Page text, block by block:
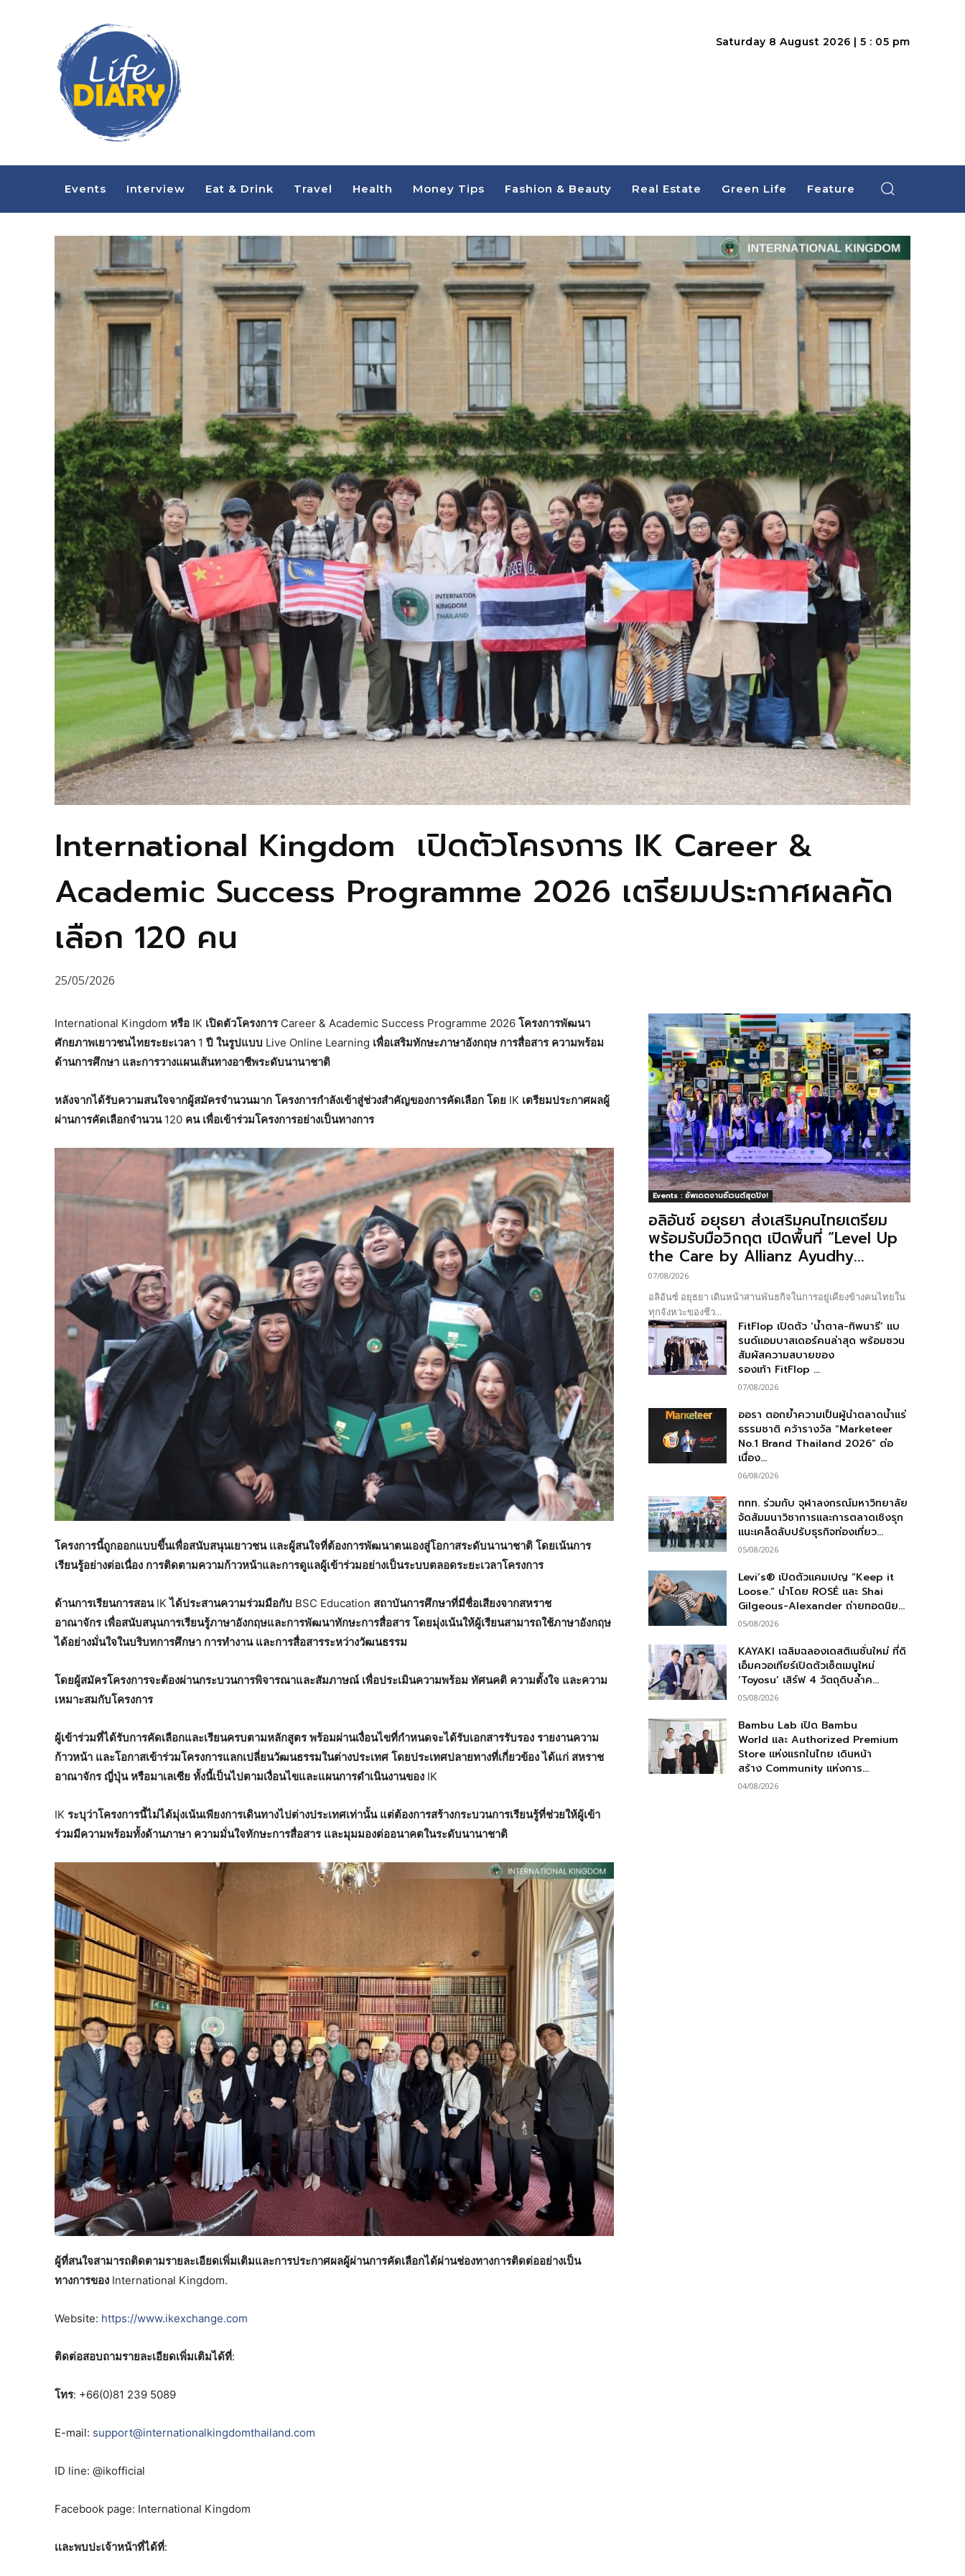
Saturday 8 August 2026 | 5 : 05 pm
Events Interview Eat & Drink Travel Health Money Tips Fashion & Beauty Real Estate Green Life Feature
International Kingdom เปิดตัวโครงการ IK Career &
Academic Success Programme 2026 เตรียมประกาศผลคัด
เลือก 120 คน
25/05/2026
International Kingdom หรือ IK เปิดตัวโครงการCareer & Academic Success Programme 2026 โครงการพัฒนา
ศักยภาพเยาวชนไทยระยะเวลา 1 ปี ในรูปแบบ Live Online Learning เพื่อเสริมทักษะภาษาอังกฤษ การสื่อสาร ความพร้อม
ด้านการศึกษา และการวางแผนเส้นทางอาชีพระดับนานาชาติ
หลังจากได้รับความสนใจจากผู้สมัครจำนวนมาก โครงการกำลังเข้าสู่ช่วงสำคัญของการคัดเลือก โดย IK เตรียมประกาศผลผู้
ผ่านการคัดเลือกจำนวน120 คน เพื่อเข้าร่วมโครงการอย่างเป็นทางการ
โครงการนี้ถูกออกแบบขึ้นเพื่อสนับสนุนเยาวชน เเละผู้สนใจที่ต้องการพัฒนาตนเองสู่โอกาสระดับนานาชาติ โดยเน้นการ
เรียนรู้อย่างต่อเนื่อง การติดตามความก้าวหน้าและการดูแลผู้เข้าร่วมอย่างเป็นระบบตลอดระยะเวลาโครงการ
ด้านการเรียนการสอนIKได้ประสานความร่วมมือกับ BSC Education สถาบันการศึกษาที่มีชื่อเสียงจากสหราช
อาณาจักร เพื่อสนับสนุนการเรียนรู้ภาษาอังกฤษและการพัฒนาทักษะการสื่อสาร โดยมุ่งเน้นให้ผู้เรียนสามารถใช้ภาษาอังกฤษ
ได้อย่างมั่นใจในบริบทการศึกษา การทำงาน และการสื่อสารระหว่างวัฒนธรรม
โดยผู้สมัครโครงการจะต้องผ่านกระบวนการพิจารณาและสัมภาษณ์ เพื่อประเมินความพร้อม ทัศนคติ ความตั้งใจ และความ
เหมาะสมกับโครงการ
ผู้เข้าร่วมที่ได้รับการคัดเลือกและเรียนครบตามหลักสูตร พร้อมผ่านเงื่อนไขที่กำหนดจะได้รับเอกสารรับรอง รายงานความ
ก้าวหน้า และโอกาสเข้าร่วมโครงการแลกเปลี่ยนวัฒนธรรมในต่างประเทศ โดยประเทศปลายทางที่เกี่ยวข้อง ได้แก่ สหราช
อาณาจักร ญี่ปุ่น หรือมาเลเซีย ทั้งนี้เป็นไปตามเงื่อนไขและแผนการดำเนินงานของ IK
IK ระบุว่าโครงการนี้ไม่ได้มุ่งเน้นเพียงการเดินทางไปต่างประเทศเท่านั้น แต่ต้องการสร้างกระบวนการเรียนรู้ที่ช่วยให้ผู้เข้า
ร่วมมีความพร้อมทั้งด้านภาษา ความมั่นใจทักษะการสื่อสาร และมุมมองต่ออนาคตในระดับนานาชาติ
ผู้ที่สนใจสามารถติดตามรายละเอียดเพิ่มเติมและการประกาศผลผู้ผ่านการคัดเลือกได้ผ่านช่องทางการติดต่ออย่างเป็น
ทางการของ International Kingdom.
Website: https://www.ikexchange.com
ติดต่อสอบถามรายละเอียดเพิ่มเติมได้ที่:
โทร: +66(0)81 239 5089
E-mail: support@internationalkingdomthailand.com
ID line: @ikofficial
Facebook page: International Kingdom
เเละพบปะเจ้าหน้าที่ได้ที่:
Events : อัพเดตงานอีเวนต์สุดปัง!
อลิอันซ์ อยุธยา ส่งเสริมคนไทยเตรียม
พร้อมรับมือวิกฤต เปิดพื้นที่ “Level Up
the Care by Allianz Ayudhy...
07/08/2026
อลิอันซ์ อยุธยา เดินหน้าสานพันธกิจในการอยู่เคียงข้างคนไทยใน
ทุกจังหวะของชีว...
FitFlop เปิดตัว ‘น้ำตาล-ทิพนารี’ แบ
รนด์แอมบาสเดอร์คนล่าสุด พร้อมชวน
สัมผัสความสบายของ
รองเท้า FitFlop ...
07/08/2026
ออรา ตอกย้ำความเป็นผู้นำตลาดน้ำแร่
ธรรมชาติ คว้ารางวัล “Marketeer
No.1 Brand Thailand 2026” ต่อ
เนื่อง...
06/08/2026
ททท. ร่วมกับ จุฬาลงกรณ์มหาวิทยาลัย
จัดสัมมนาวิชาการและการตลาดเชิงรุก
แนะเคล็ดลับปรับธุรกิจท่องเที่ยว...
05/08/2026
Levi’s® เปิดตัวแคมเปญ “Keep it
Loose.” นำโดย ROSÉ และ Shai
Gilgeous-Alexander ถ่ายทอดนิย...
05/08/2026
KAYAKI เฉลิมฉลองเดสติเนชั่นใหม่ ที่ดิ
เอ็มควอเทียร์เปิดตัวเซ็ตเมนูใหม่
‘Toyosu’ เสิร์ฟ 4 วัตถุดิบล้ำค...
05/08/2026
Bambu Lab เปิด Bambu
World และ Authorized Premium
Store แห่งแรกในไทย เดินหน้า
สร้าง Community แห่งการ...
04/08/2026